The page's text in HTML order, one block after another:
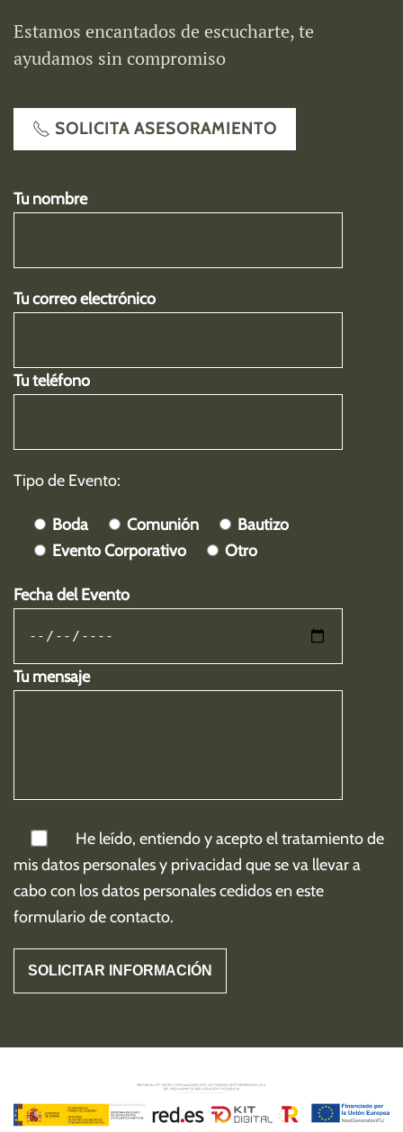
Estamos encantados de escucharte, te
ayudamos sin compromiso
SOLICITA ASESORAMIENTO
Tu nombre
Tu correo electrónico
Tu teléfono
Tipo de Evento:
Boda Comunión
Bautizo
Evento Corporativo
Otro
Fecha del Evento
Tu mensaje
He leído, entiendo y acepto el tratamiento de
misdatos personales y privacidad que se va llevar a
cabo con los datos personales cedidos en este
formulario de contacto.